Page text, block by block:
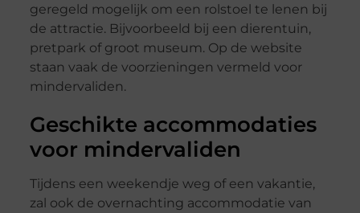
geregeld mogelijk om een rolstoel te lenen bij
de attractie. Bijvoorbeeld bij een dierentuin,
pretpark of groot museum. Op de website
staan vaak de voorzieningen vermeld voor
mindervaliden.
Geschikte accommodaties
voor mindervaliden
Tijdens een weekendje weg of een vakantie,
zal ook de overnachting accommodatie van